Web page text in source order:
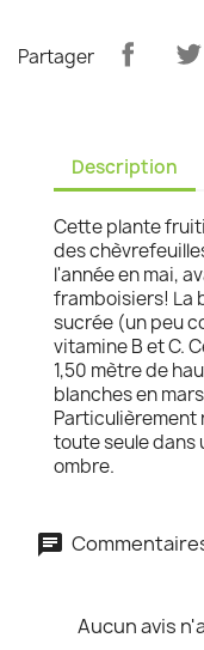
Partager
Description
Cette plante
des
l'année en mai,
framboisiers! La
sucrée (un peu
vitamine B et C.
1,50 mètre de
blanches en
Particulièrement
toute seule dans
ombre.
Aucun avis